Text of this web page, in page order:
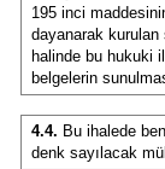
195 inci
dayanarak kurulan
halinde bu hukuki
belgelerin
4.4. Bu ihalede
denk sayılacak